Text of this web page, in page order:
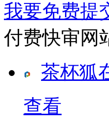
我要免费提
付费快审网
茶杯狐
查看